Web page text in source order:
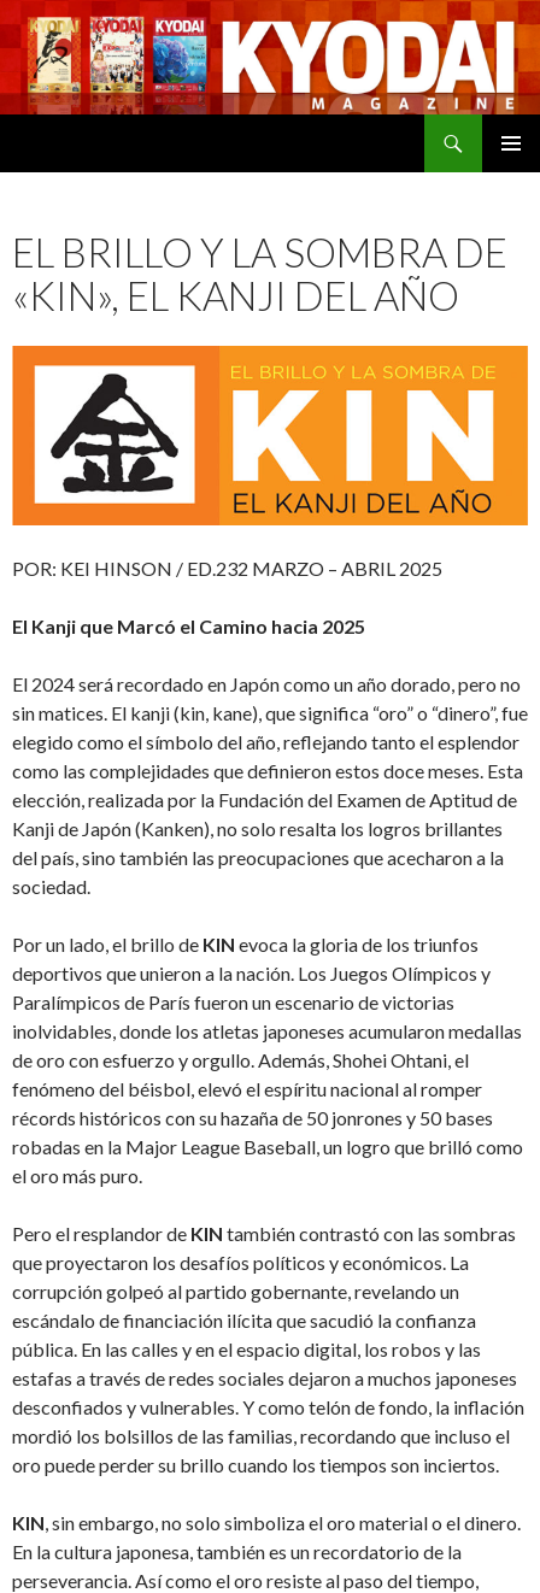
EL BRILLO Y LA SOMBRA DE
«KIN», EL KANJI DEL AÑO
POR: KEI HINSON / ED.232 MARZO – ABRIL 2025
El Kanji que Marcó el Camino hacia 2025
El 2024 será recordado en Japón como un año dorado, pero no
sin matices. El kanji (kin, kane), que significa “oro” o “dinero”, fue
elegido como el símbolo del año, reflejando tanto el esplendor
como las complejidades que definieron estos doce meses. Esta
elección, realizada por la Fundación del Examen de Aptitud de
Kanji de Japón (Kanken), no solo resalta los logros brillantes
del país, sino también las preocupaciones que acecharon a la
sociedad.
Por un lado, el brillo de KIN evoca la gloria de los triunfos
deportivos que unieron a la nación. Los Juegos Olímpicos y
Paralímpicos de París fueron un escenario de victorias
inolvidables, donde los atletas japoneses acumularon medallas
de oro con esfuerzo y orgullo. Además, Shohei Ohtani, el
fenómeno del béisbol, elevó el espíritu nacional al romper
récords históricos con su hazaña de 50 jonrones y 50 bases
robadas en la Major League Baseball, un logro que brilló como
el oro más puro.
Pero el resplandor de KIN también contrastó con las sombras
que proyectaron los desafíos políticos y económicos. La
corrupción golpeó al partido gobernante, revelando un
escándalo de financiación ilícita que sacudió la confianza
pública. En las calles y en el espacio digital, los robos y las
estafas a través de redes sociales dejaron a muchos japoneses
desconfiados y vulnerables. Y como telón de fondo, la inflación
mordió los bolsillos de las familias, recordando que incluso el
oro puede perder su brillo cuando los tiempos son inciertos.
KIN , sin embargo, no solo simboliza el oro material o el dinero.
En la cultura japonesa, también es un recordatorio de la
perseverancia. Así como el oro resiste al paso del tiempo,